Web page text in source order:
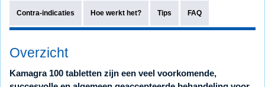
Contra-indicaties Hoe werkt het? Tips FAQ
Overzicht
Kamagra 100 tabletten zijn een veel voorkomende,